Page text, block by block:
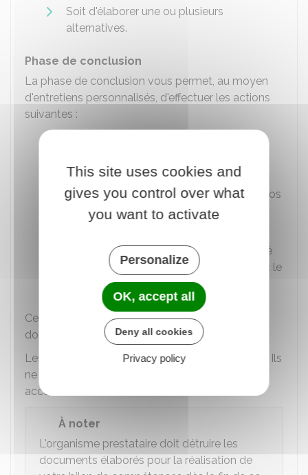
Soit d'élaborer une ou plusieurs
alternatives.
Phase de conclusion
La phase de conclusion vous permet, au moyen
d'entretiens personnalisés, d'effectuer les actions
suivantes :
Recenser les conditions et moyens
favorisant la réalisation de votre ou de vos
projets professionnels
projets professionnels, dont la possibilité
de bénéficier d'un entretien de suivi avec le
prestataire de bilan de compétences.
Cette phase se termine en vous présentant un
document de synthèse et les résultats détaillés.
Les résultats du bilan sont votre seule propriété. Ils
ne peuvent pas être communiqués sans votre
accord.
À noter
L'organisme prestataire doit détruire les
documents élaborés pour la réalisation de
This site uses cookies and
gives you control over what
you want to activate
Personalize
OK, accept all
Deny all cookies
Privacy policy